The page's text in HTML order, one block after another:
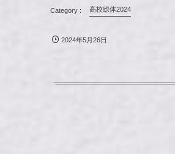
高校総体2024
2024年5月26日